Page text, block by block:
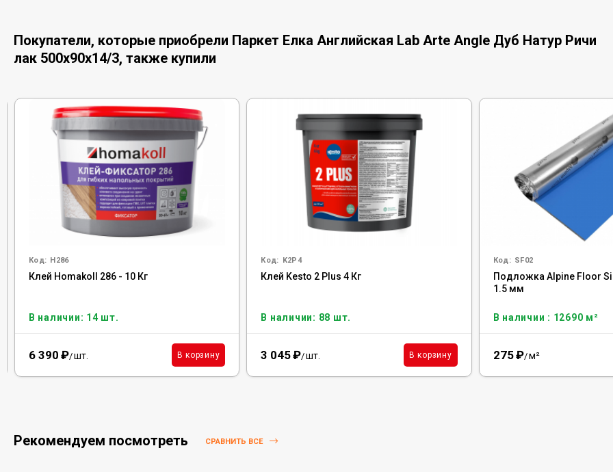
Покупатели, которые приобрели Паркет Елка Английская Lab Arte Angle Дуб Натур Ричи
лак 500х90х14/3, также купили
Код: H286
Клей Homakoll 286 - 10 Кг
В наличии: 14 шт.
6 390 ₽/шт. В корзину
Код: K2P4
Клей Kesto 2 Plus 4 Кг
В наличии: 88 шт.
3 045₽/шт. В корзину
Код: SF02
Подложка Alpine Floor
1.5 мм
В наличии : 12690 м²
275₽/м²
Рекомендуем посмотреть СРАВНИТЬ ВСЕ